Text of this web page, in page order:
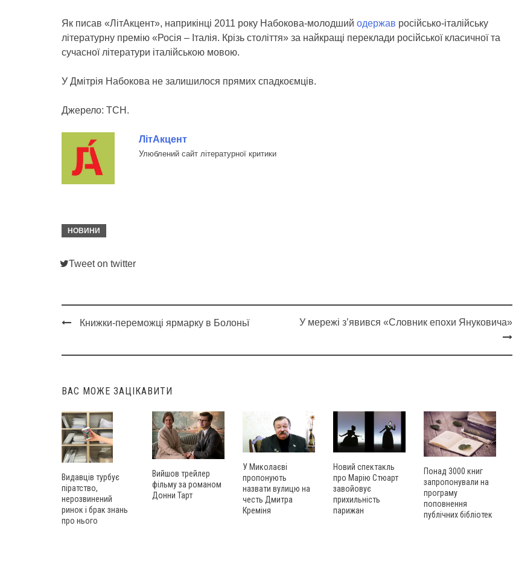
Як писав «ЛітАкцент», наприкінці 2011 року Набокова-молодший одержав російсько-італійську
літературну премію «Росія – Італія. Крізь століття» за найкращі переклади російської класичної та
сучасної літератури італійською мовою.
У Дмітрія Набокова не залишилося прямих спадкоємців.
Джерело: ТСН.
ЛітАкцент
Улюблений сайт літературної критики
НОВИНИ
Tweet on twitter
navigation
Книжки-переможці ярмарку в Болоньї У мережі з’явився «Словник епохи Януковича»
ВАС МОЖЕ ЗАЦІКАВИТИ
Видавців турбує
піратство,
нерозвинений
ринок і брак знань
про нього
Вийшов трейлер
фільму за романом
Донни Тарт
У Миколаєві
пропонують
назвати вулицю на
честь Дмитра
Креміня
Новий спектакль
про Марію Стюарт
завойовує
прихильність
парижан
Понад 3000 книг
запропонували на
програму
поповнення
публічних бібліотек